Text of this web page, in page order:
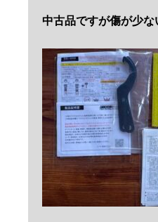
中古品ですが傷が少な